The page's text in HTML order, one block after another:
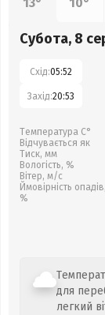
Субота, 8
Схід:05:52
Захід:20:53
Температура С°
Відчувається як
Тиск, мм
Вологість, %
Вітер, м/с
Ймовірність опадів,
%
для
легкий